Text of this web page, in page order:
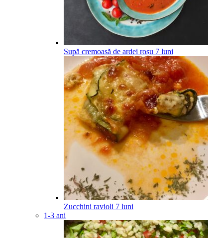
Supă cremoasă de ardei roșu 7 luni
Zucchini ravioli 7 luni
1-3 ani